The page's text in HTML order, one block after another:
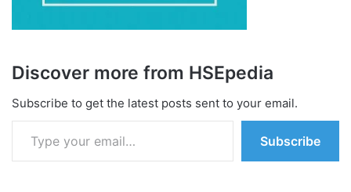
Discover more from HSEpedia
Subscribe to get the latest posts sent to your email.
Type your email…
Subscribe